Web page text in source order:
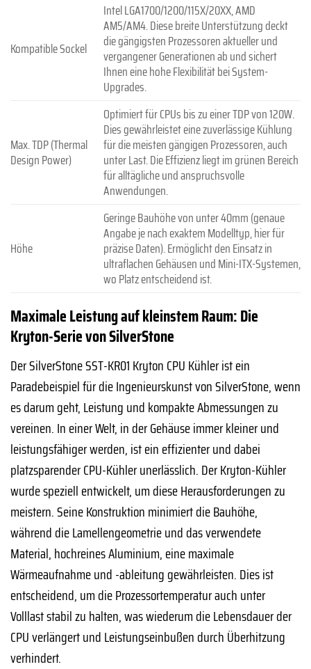
Kompatible Sockel
Intel LGA1700/1200/115X/20XX, AMD
AM5/AM4. Diese breite Unterstützung deckt
die gängigsten Prozessoren aktueller und
vergangener Generationen ab und sichert
Ihnen eine hohe Flexibilität bei System-
Upgrades.
Max. TDP (Thermal
Design Power)
Optimiert für CPUs bis zu einer TDP von 120W.
Dies gewährleistet eine zuverlässige Kühlung
für die meisten gängigen Prozessoren, auch
unter Last. Die Effizienz liegt im grünen Bereich
für alltägliche und anspruchsvolle
Anwendungen.
Höhe
Geringe Bauhöhe von unter 40mm (genaue
Angabe je nach exaktem Modelltyp, hier für
präzise Daten). Ermöglicht den Einsatz in
ultraflachen Gehäusen und Mini-ITX-Systemen,
wo Platz entscheidend ist.
Maximale Leistung auf kleinstem Raum: Die
Kryton-Serie von SilverStone
Der SilverStone SST-KR01 Kryton CPU Kühler ist ein
Paradebeispiel für die Ingenieurskunst von SilverStone, wenn
es darum geht, Leistung und kompakte Abmessungen zu
vereinen. In einer Welt, in der Gehäuse immer kleiner und
leistungsfähiger werden, ist ein effizienter und dabei
platzsparender CPU-Kühler unerlässlich. Der Kryton-Kühler
wurde speziell entwickelt, um diese Herausforderungen zu
meistern. Seine Konstruktion minimiert die Bauhöhe,
während die Lamellengeometrie und das verwendete
Material, hochreines Aluminium, eine maximale
Wärmeaufnahme und -ableitung gewährleisten. Dies ist
entscheidend, um die Prozessortemperatur auch unter
Volllast stabil zu halten, was wiederum die Lebensdauer der
CPU verlängert und Leistungseinbußen durch Überhitzung
verhindert.